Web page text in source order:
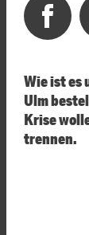
Wie ist es
Ulm
Krise
trennen.